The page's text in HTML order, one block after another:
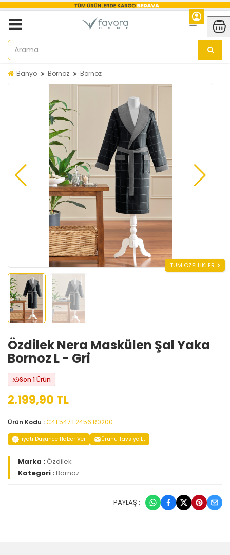
Banyo Bornoz Bornoz
TÜM ÖZELLİKLER
Özdilek Nera Maskülen Şal Yaka
Bornoz L - Gri
Son 1 Ürün
2.199,90 TL
Ürün Kodu :C41.547.F2456.R0200
Fiyatı Düşünce Haber Ver Ürünü Tavsiye Et
Marka :Özdilek
Kategori :Bornoz
PAYLAŞ :